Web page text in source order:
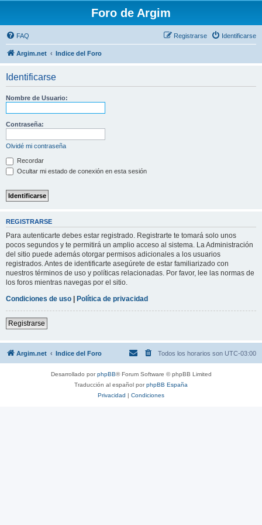
Foro de Argim
FAQ Identificarse
Registrarse
Argim.net Indice del Foro
Identificarse
Nombre de Usuario:
Contraseña:
Olvidé mi contraseña
Recordar
Ocultar mi estado de conexión en esta sesión
REGISTRARSE
Para autenticarte debes estar registrado. Registrarte te tomará solo unos
pocos segundos y te permitirá un amplio acceso al sistema. La Administración
del sitio puede además otorgar permisos adicionales a los usuarios
registrados. Antes de identificarte asegúrete de estar familiarizado con
nuestros términos de uso y políticas relacionadas. Por favor, lee las normas de
los foros mientras navegas por el sitio.
Condiciones de uso | Política de privacidad
Registrarse
Argim.net Indice del Foro Todos los horarios son UTC-03:00
Desarrollado porphpBB® Forum Software © phpBB Limited
Traducción al español porphpBB España
Privacidad | Condiciones